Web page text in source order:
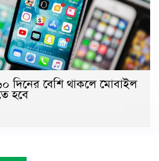
দিনের বেশি থাকলে মোবাইল
হবে